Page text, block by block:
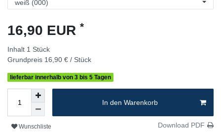
16,90 EUR *
Inhalt 1 Stück
Grundpreis 16,90 € / Stück
lieferbar innerhalb von 3 bis 5 Tagen
In den Warenkorb
Wunschliste Download PDF